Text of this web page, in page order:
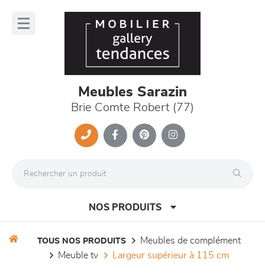
Meubles Sarazin
Brie Comte Robert (77)
NOS PRODUITS
TOUS NOS PRODUITS
meubles de complément
meuble tv
largeur supérieur à 115 cm